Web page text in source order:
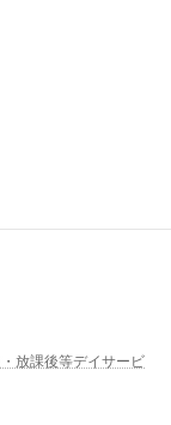
放課後等デイサービ